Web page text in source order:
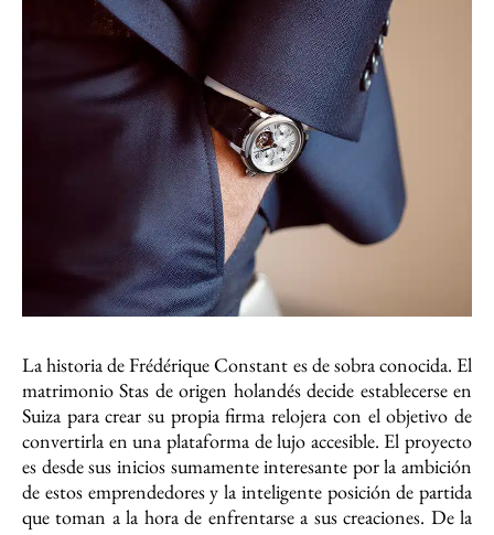
La historia de Frédérique Constant es de sobra conocida. El
matrimonio Stas de origen holandés decide establecerse en
Suiza para crear su propia firma relojera con el objetivo de
convertirla en una plataforma de lujo accesible. El proyecto
es desde sus inicios sumamente interesante por la ambición
de estos emprendedores y la inteligente posición de partida
que toman a la hora de enfrentarse a sus creaciones. De la